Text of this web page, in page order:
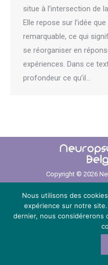
situe à l’intersection de
Elle repose sur l’idée
remarquable, ce qui
se réorganiser en
expériences. Dans ce
profondeur ce qu’il…
Copyright © 2026
psychologues,
Politique de
Nous utilisons des
expérience sur notre
dernier, nous considérerons